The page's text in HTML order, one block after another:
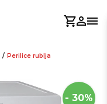
Košarica
/ Perilice rublja
- 30%